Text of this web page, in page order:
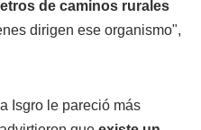
de caminos rurales
dirigen ese organismo",
Isgro le pareció más